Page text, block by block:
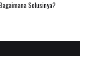
Solusinya?